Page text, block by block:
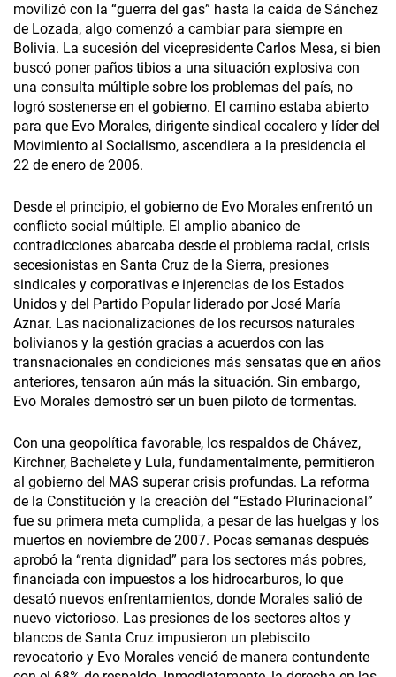
movilizó con la “guerra del gas” hasta la caída de Sánchez
de Lozada, algo comenzó a cambiar para siempre en
Bolivia. La sucesión del vicepresidente Carlos Mesa, si bien
buscó poner paños tibios a una situación explosiva con
una consulta múltiple sobre los problemas del país, no
logró sostenerse en el gobierno. El camino estaba abierto
para que Evo Morales, dirigente sindical cocalero y líder del
Movimiento al Socialismo, ascendiera a la presidencia el
22 de enero de 2006.
Desde el principio, el gobierno de Evo Morales enfrentó un
conflicto social múltiple. El amplio abanico de
contradicciones abarcaba desde el problema racial, crisis
secesionistas en Santa Cruz de la Sierra, presiones
sindicales y corporativas e injerencias de los Estados
Unidos y del Partido Popular liderado por José María
Aznar. Las nacionalizaciones de los recursos naturales
bolivianos y la gestión gracias a acuerdos con las
transnacionales en condiciones más sensatas que en años
anteriores, tensaron aún más la situación. Sin embargo,
Evo Morales demostró ser un buen piloto de tormentas.
Con una geopolítica favorable, los respaldos de Chávez,
Kirchner, Bachelete y Lula, fundamentalmente, permitieron
al gobierno del MAS superar crisis profundas. La reforma
de la Constitución y la creación del “Estado Plurinacional”
fue su primera meta cumplida, a pesar de las huelgas y los
muertos en noviembre de 2007. Pocas semanas después
aprobó la “renta dignidad” para los sectores más pobres,
financiada con impuestos a los hidrocarburos, lo que
desató nuevos enfrentamientos, donde Morales salió de
nuevo victorioso. Las presiones de los sectores altos y
blancos de Santa Cruz impusieron un plebiscito
revocatorio y Evo Morales venció de manera contundente